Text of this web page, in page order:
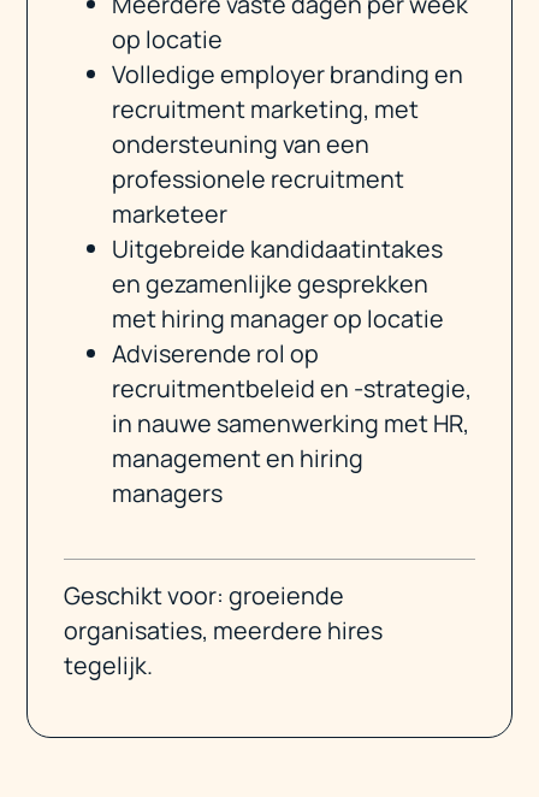
op locatie
Volledige employer branding en
recruitment marketing, met
ondersteuning van een
professionele recruitment
marketeer
Uitgebreide kandidaatintakes
en gezamenlijke gesprekken
met hiring manager op locatie
Adviserende rol op
recruitmentbeleid en -strategie,
in nauwe samenwerking met HR,
management en hiring
managers
Geschikt voor: groeiende
organisaties, meerdere hires
tegelijk.